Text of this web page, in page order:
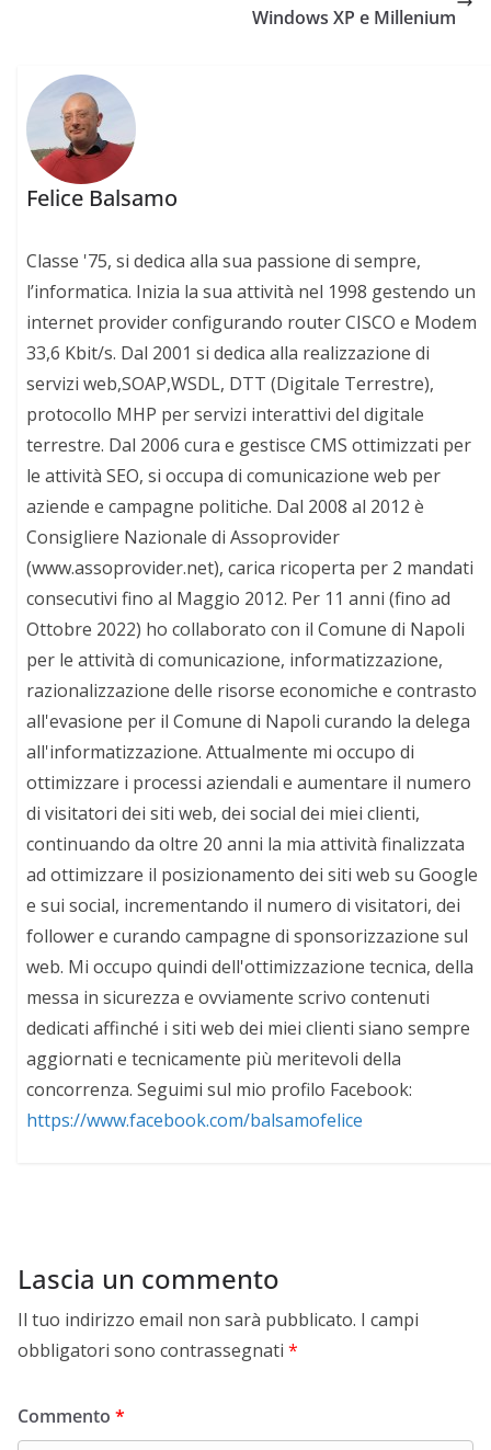
Windows XP e Millenium
Felice Balsamo
Classe '75, si dedica alla sua passione di sempre,
l’informatica. Inizia la sua attività nel 1998 gestendo un
internet provider configurando router CISCO e Modem
33,6 Kbit/s. Dal 2001 si dedica alla realizzazione di
servizi web,SOAP,WSDL, DTT (Digitale Terrestre),
protocollo MHP per servizi interattivi del digitale
terrestre. Dal 2006 cura e gestisce CMS ottimizzati per
le attività SEO, si occupa di comunicazione web per
aziende e campagne politiche. Dal 2008 al 2012 è
Consigliere Nazionale di Assoprovider
(www.assoprovider.net), carica ricoperta per 2 mandati
consecutivi fino al Maggio 2012. Per 11 anni (fino ad
Ottobre 2022) ho collaborato con il Comune di Napoli
per le attività di comunicazione, informatizzazione,
razionalizzazione delle risorse economiche e contrasto
all'evasione per il Comune di Napoli curando la delega
all'informatizzazione. Attualmente mi occupo di
ottimizzare i processi aziendali e aumentare il numero
di visitatori dei siti web, dei social dei miei clienti,
continuando da oltre 20 anni la mia attività finalizzata
ad ottimizzare il posizionamento dei siti web su Google
e sui social, incrementando il numero di visitatori, dei
follower e curando campagne di sponsorizzazione sul
web. Mi occupo quindi dell'ottimizzazione tecnica, della
messa in sicurezza e ovviamente scrivo contenuti
dedicati affinché i siti web dei miei clienti siano sempre
aggiornati e tecnicamente più meritevoli della
concorrenza. Seguimi sul mio profilo Facebook:
https://www.facebook.com/balsamofelice
Lascia un commento
Il tuo indirizzo email non sarà pubblicato. I campi
obbligatori sono contrassegnati *
Commento *